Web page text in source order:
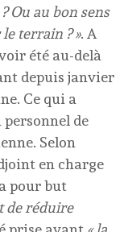
Ou au bon sens
terrain ? ». A
été au-delà
depuis janvier
Ce qui a
personnel de
Selon
en charge
pour but
de réduire